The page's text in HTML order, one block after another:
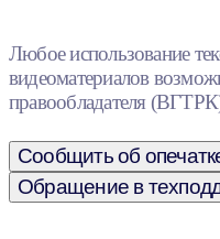
Любое использование
видеоматериалов
правообладателя
Сообщить об
Обращение в